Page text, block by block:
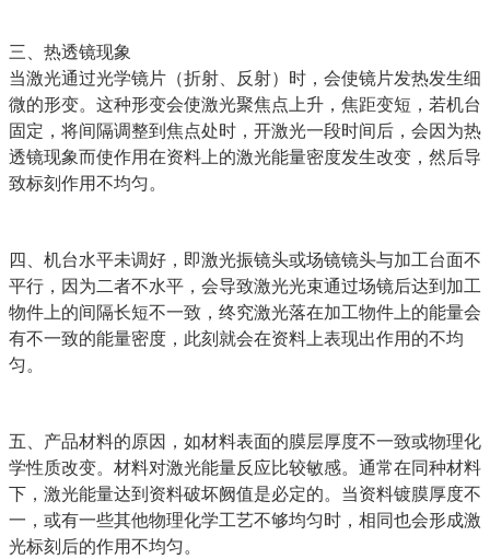
三、热透镜现象
当激光通过光学镜片（折射、反射）时，会使镜片发热发生细
微的形变。这种形变会使激光聚焦点上升，焦距变短，若机台
固定，将间隔调整到焦点处时，开激光一段时间后，会因为热
透镜现象而使作用在资料上的激光能量密度发生改变，然后导
致标刻作用不均匀。
四、机台水平未调好，即激光振镜头或场镜镜头与加工台面不
平行，因为二者不水平，会导致激光光束通过场镜后达到加工
物件上的间隔长短不一致，终究激光落在加工物件上的能量会
有不一致的能量密度，此刻就会在资料上表现出作用的不均
匀。
五、产品材料的原因，如材料表面的膜层厚度不一致或物理化
学性质改变。材料对激光能量反应比较敏感。通常在同种材料
下，激光能量达到资料破坏阙值是必定的。当资料镀膜厚度不
一，或有一些其他物理化学工艺不够均匀时，相同也会形成激
光标刻后的作用不均匀。